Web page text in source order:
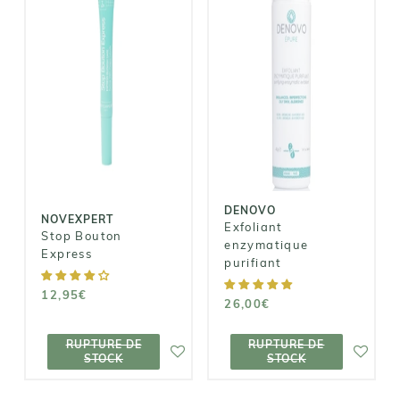
NOVEXPERT
Stop Bouton
Express
12,95€
RUPTURE DE
STOCK
NOVEXPERT
Stop Bouton
12,95€
RUPTURE DE
STOCK
DENOVO
Exfoliant
enzymatique
purifiant
26,00€
RUPTURE DE
STOCK
DENOVO
Exfoliant
enzymatique
purifiant
26,00€
RUPTURE DE
STOCK